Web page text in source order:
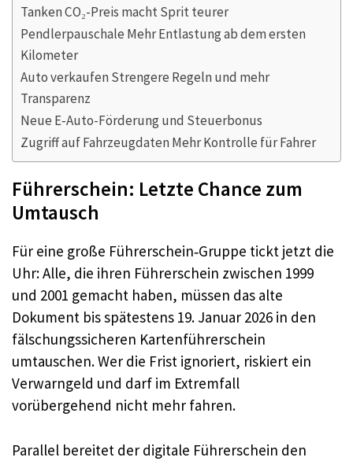
Tanken CO₂-Preis macht Sprit teurer
Pendlerpauschale Mehr Entlastung ab dem ersten
Kilometer
Auto verkaufen Strengere Regeln und mehr
Transparenz
Neue E‑Auto-Förderung und Steuerbonus
Zugriff auf Fahrzeugdaten Mehr Kontrolle für Fahrer
Führerschein: Letzte Chance zum
Umtausch
Für eine große Führerschein‑Gruppe tickt jetzt die
Uhr: Alle, die ihren Führerschein zwischen 1999
und 2001 gemacht haben, müssen das alte
Dokument bis spätestens 19. Januar 2026 in den
fälschungssicheren Kartenführerschein
umtauschen. Wer die Frist ignoriert, riskiert ein
Verwarngeld und darf im Extremfall
vorübergehend nicht mehr fahren.​
Parallel bereitet der digitale Führerschein den